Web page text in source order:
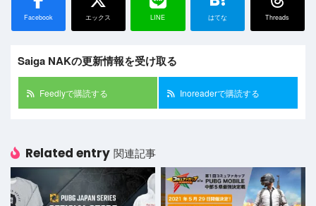
Facebook エックス LINE はてな Threads
Saiga NAKの更新情報を受け取る
Feedlyで購読する Inoreaderで購読する
Related entry 関連記事